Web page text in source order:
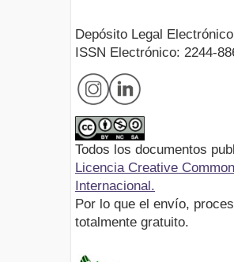
Depósito Legal
ISSN Electrónico: 2244-
Todos los documentos
Licencia Creative
Internacional.
Por lo que el envío,
totalmente gratuito.